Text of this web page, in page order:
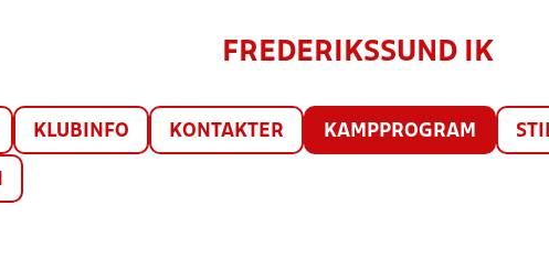
FREDERIKSSUND IK
KLUBINFO KONTAKTER KAMPPROGRAM